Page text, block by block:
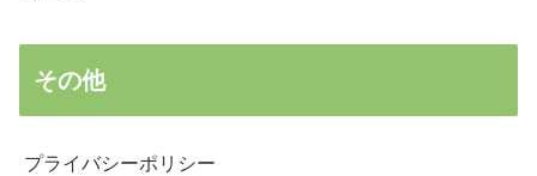
その他
プライバシーポリシー